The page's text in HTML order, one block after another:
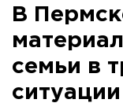
В
семьи в
ситуации